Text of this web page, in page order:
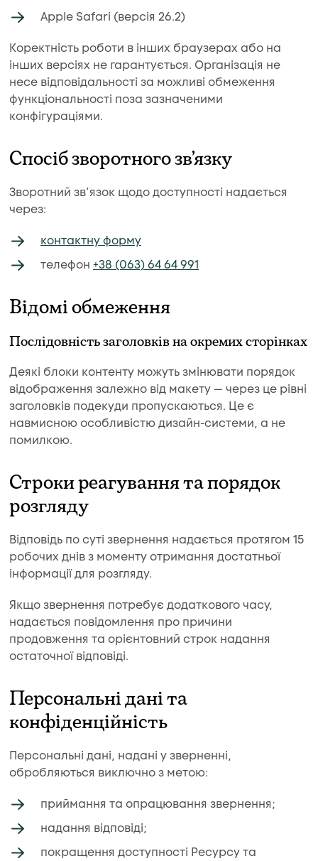
Apple Safari (версія 26.2)
Коректність роботи в інших браузерах або на
інших версіях не гарантується. Організація не
несе відповідальності за можливі обмеження
функціональності поза зазначеними
конфігураціями.
Спосіб зворотного зв’язку
Зворотний зв’язок щодо доступності надається
через:
контактну форму
телефон +38 (063) 64 64 991
Відомі обмеження
Послідовність заголовків на окремих сторінках
Деякі блоки контенту можуть змінювати порядок
відображення залежно від макету — через це рівні
заголовків подекуди пропускаються. Це є
навмисною особливістю дизайн-системи, а не
помилкою.
Строки реагування та порядок
розгляду
Відповідь по суті звернення надається протягом 15
робочих днів з моменту отримання достатньої
інформації для розгляду.
Якщо звернення потребує додаткового часу,
надається повідомлення про причини
продовження та орієнтовний строк надання
остаточної відповіді.
Персональні дані та
конфіденційність
Персональні дані, надані у зверненні,
обробляються виключно з метою:
приймання та опрацювання звернення;
надання відповіді;
покращення доступності Ресурсу та